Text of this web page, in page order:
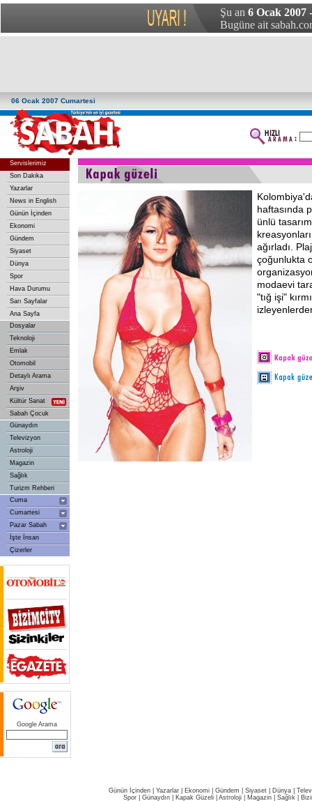
Şu an 6 Ocak 2007
Bugüne ait
06 Ocak 2007 Cumartesi
Servislerimiz
Son Dakika
Yazarlar
News in English
Günün İçinden
Ekonomi
Gündem
Siyaset
Dünya
Spor
Hava Durumu
Sarı Sayfalar
Ana Sayfa
Dosyalar
Teknoloji
Emlak
Otomobil
Detaylı Arama
Arşiv
Kültür Sanat
Sabah Çocuk
Günaydın
Televizyon
Astroloji
Magazin
Sağlık
Turizm Rehberi
Cuma
Cumartesi
Pazar Sabah
İşte İnsan
Çizerler
Google Arama
haftasında
ünlü
ağırladı.
çoğunlukta
modaevi
"tığ işi"
Günün İçinden Yazarlar Ekonomi Gündem Siyaset Dünya |
Spor
Günaydın Kapak Güzeli Astroloji Magazin Sağlık